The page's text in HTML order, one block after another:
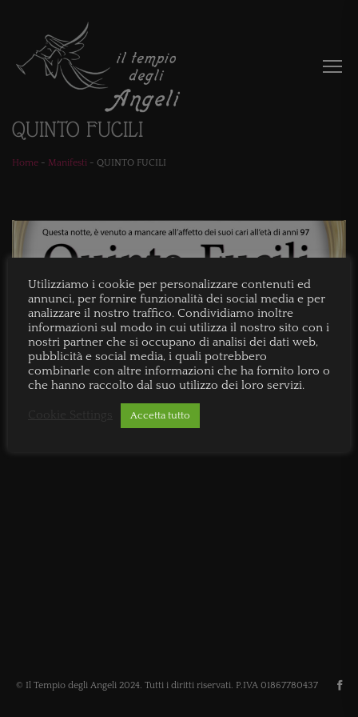
QUINTO FUCILI
Home - Manifesti - QUINTO FUCILI
© Il Tempio degli Angeli 2024. Tutti i diritti riservati. P.IVA 01867780437
Utilizziamo i cookie per personalizzare contenuti ed
annunci, per fornire funzionalità dei social media e per
analizzare il nostro traffico. Condividiamo inoltre
informazioni sul modo in cui utilizza il nostro sito con i
nostri partner che si occupano di analisi dei dati web,
pubblicità e social media, i quali potrebbero
combinarle con altre informazioni che ha fornito loro o
che hanno raccolto dal suo utilizzo dei loro servizi.
Accetta tutto